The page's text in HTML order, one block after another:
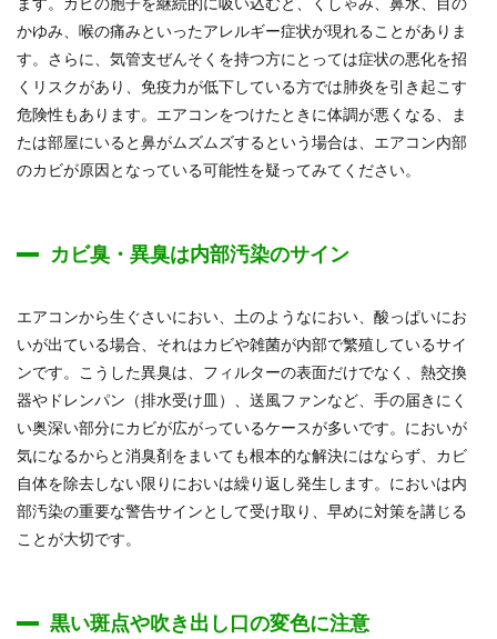
かゆみ、喉の痛みといったアレルギー症状が現れることがありま
す。さらに、気管支ぜんそくを持つ方にとっては症状の悪化を招
くリスクがあり、免疫力が低下している方では肺炎を引き起こす
危険性もあります。エアコンをつけたときに体調が悪くなる、ま
たは部屋にいると鼻がムズムズするという場合は、エアコン内部
のカビが原因となっている可能性を疑ってみてください。
カビ臭・異臭は内部汚染のサイン
エアコンから生ぐさいにおい、土のようなにおい、酸っぱいにお
いが出ている場合、それはカビや雑菌が内部で繁殖しているサイ
ンです。こうした異臭は、フィルターの表面だけでなく、熱交換
器やドレンパン（排水受け皿）、送風ファンなど、手の届きにく
い奥深い部分にカビが広がっているケースが多いです。においが
気になるからと消臭剤をまいても根本的な解決にはならず、カビ
自体を除去しない限りにおいは繰り返し発生します。においは内
部汚染の重要な警告サインとして受け取り、早めに対策を講じる
ことが大切です。
黒い斑点や吹き出し口の変色に注意